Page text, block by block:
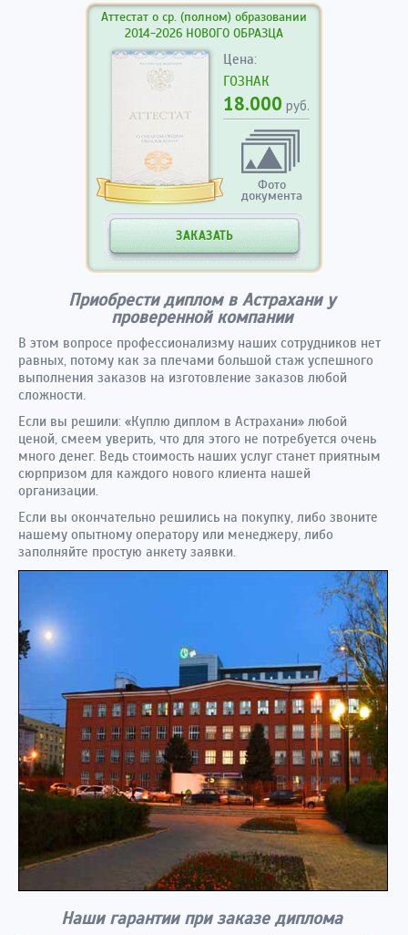
Аттестат о ср. (полном) образовании
2014-2026 НОВОГО ОБРАЗЦА
Цена:
ГОЗНАК
18.000 руб.
Фото
документа
ЗАКАЗАТЬ
Приобрести диплом в Астрахани у
проверенной компании
В этом вопросе профессионализму наших сотрудников нет
равных, потому как за плечами большой стаж успешного
выполнения заказов на изготовление заказов любой
сложности.
Если вы решили: «Куплю диплом в Астрахани» любой
ценой, смеем уверить, что для этого не потребуется очень
много денег. Ведь стоимость наших услуг станет приятным
сюрпризом для каждого нового клиента нашей
организации.
Если вы окончательно решились на покупку, либо звоните
нашему опытному оператору или менеджеру, либо
заполняйте простую анкету заявки.
Наши гарантии при заказе диплома